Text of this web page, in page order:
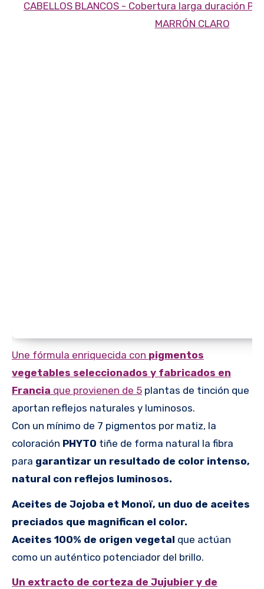
Une fórmula enriquecida con pigmentos
vegetables seleccionados y fabricados en
Francia que provienen de 5 plantas de tinción que
aportan reflejos naturales y luminosos.
Con un mínimo de 7 pigmentos por matiz, la
coloración PHYTO tiñe de forma natural la fibra
para garantizar un resultado de color intenso,
natural con reflejos luminosos.
Aceites de Jojoba et Monoï, un duo de aceites
preciados que magnifican el color.
Aceites 100% de origen vegetal que actúan
como un auténtico potenciador del brillo.
Un extracto de corteza de Jujubier y de